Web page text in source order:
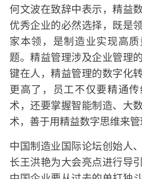
何文波在致辞中表示，精益
优秀企业的必然选择，既是
家本领，是制造业实现高
题。精益管理涉及企业管理
键在人，精益管理的数字化
更高了，员工不仅要精通
术，还要掌握智能制造、大
术，善于用精益数字思维来管
中国制造业国际论坛创始人
长王洪艳为大会亮点进行导